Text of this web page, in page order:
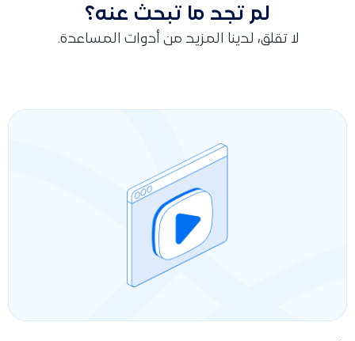
لم تجد ما تبحث عنه؟
لا تقلق، لدينا المزيد من أدوات المساعدة.